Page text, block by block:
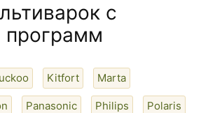
с
программ
Kitfort Marta
Panasonic Philips Polaris